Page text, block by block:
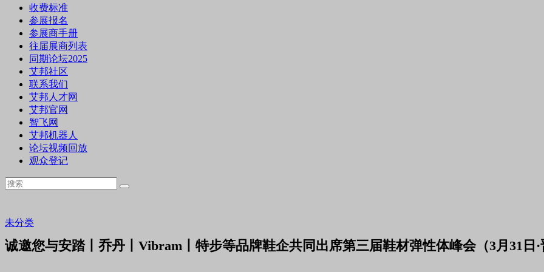
收费标准
参展报名
参展商手册
往届展商列表
同期论坛2025
艾邦社区
联系我们
艾邦人才网
艾邦官网
智飞网
艾邦机器人
论坛视频回放
观众登记
未分类
诚邀您与安踏丨乔丹丨Vibram丨特步等品牌鞋企共同出席第三届鞋材弹性体峰会（3月31日